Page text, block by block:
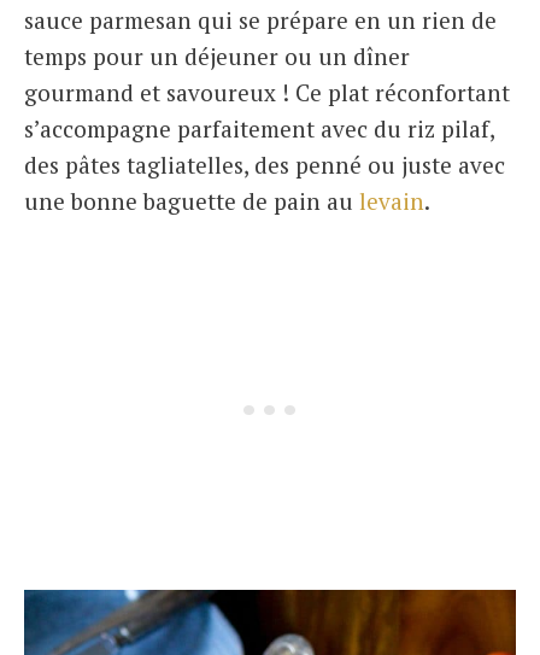
sauce parmesan qui se prépare en un rien de
temps pour un déjeuner ou un dîner
gourmand et savoureux ! Ce plat réconfortant
s’accompagne parfaitement avec du riz pilaf,
des pâtes tagliatelles, des penné ou juste avec
une bonne baguette de pain au levain.